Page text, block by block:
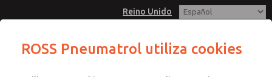
Reino Unido
Baja presión, Piloto externo,
ROSS Pneumatrol utiliza cookies